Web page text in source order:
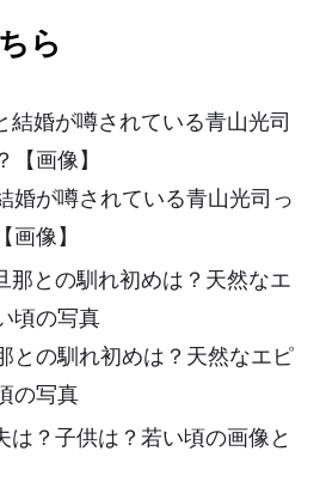
ら
婚が噂されている青山光司っ
画像】
との馴れ初めは？天然なエピ
の写真